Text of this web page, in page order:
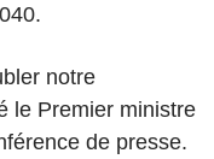
notre
le Premier ministre
de presse.